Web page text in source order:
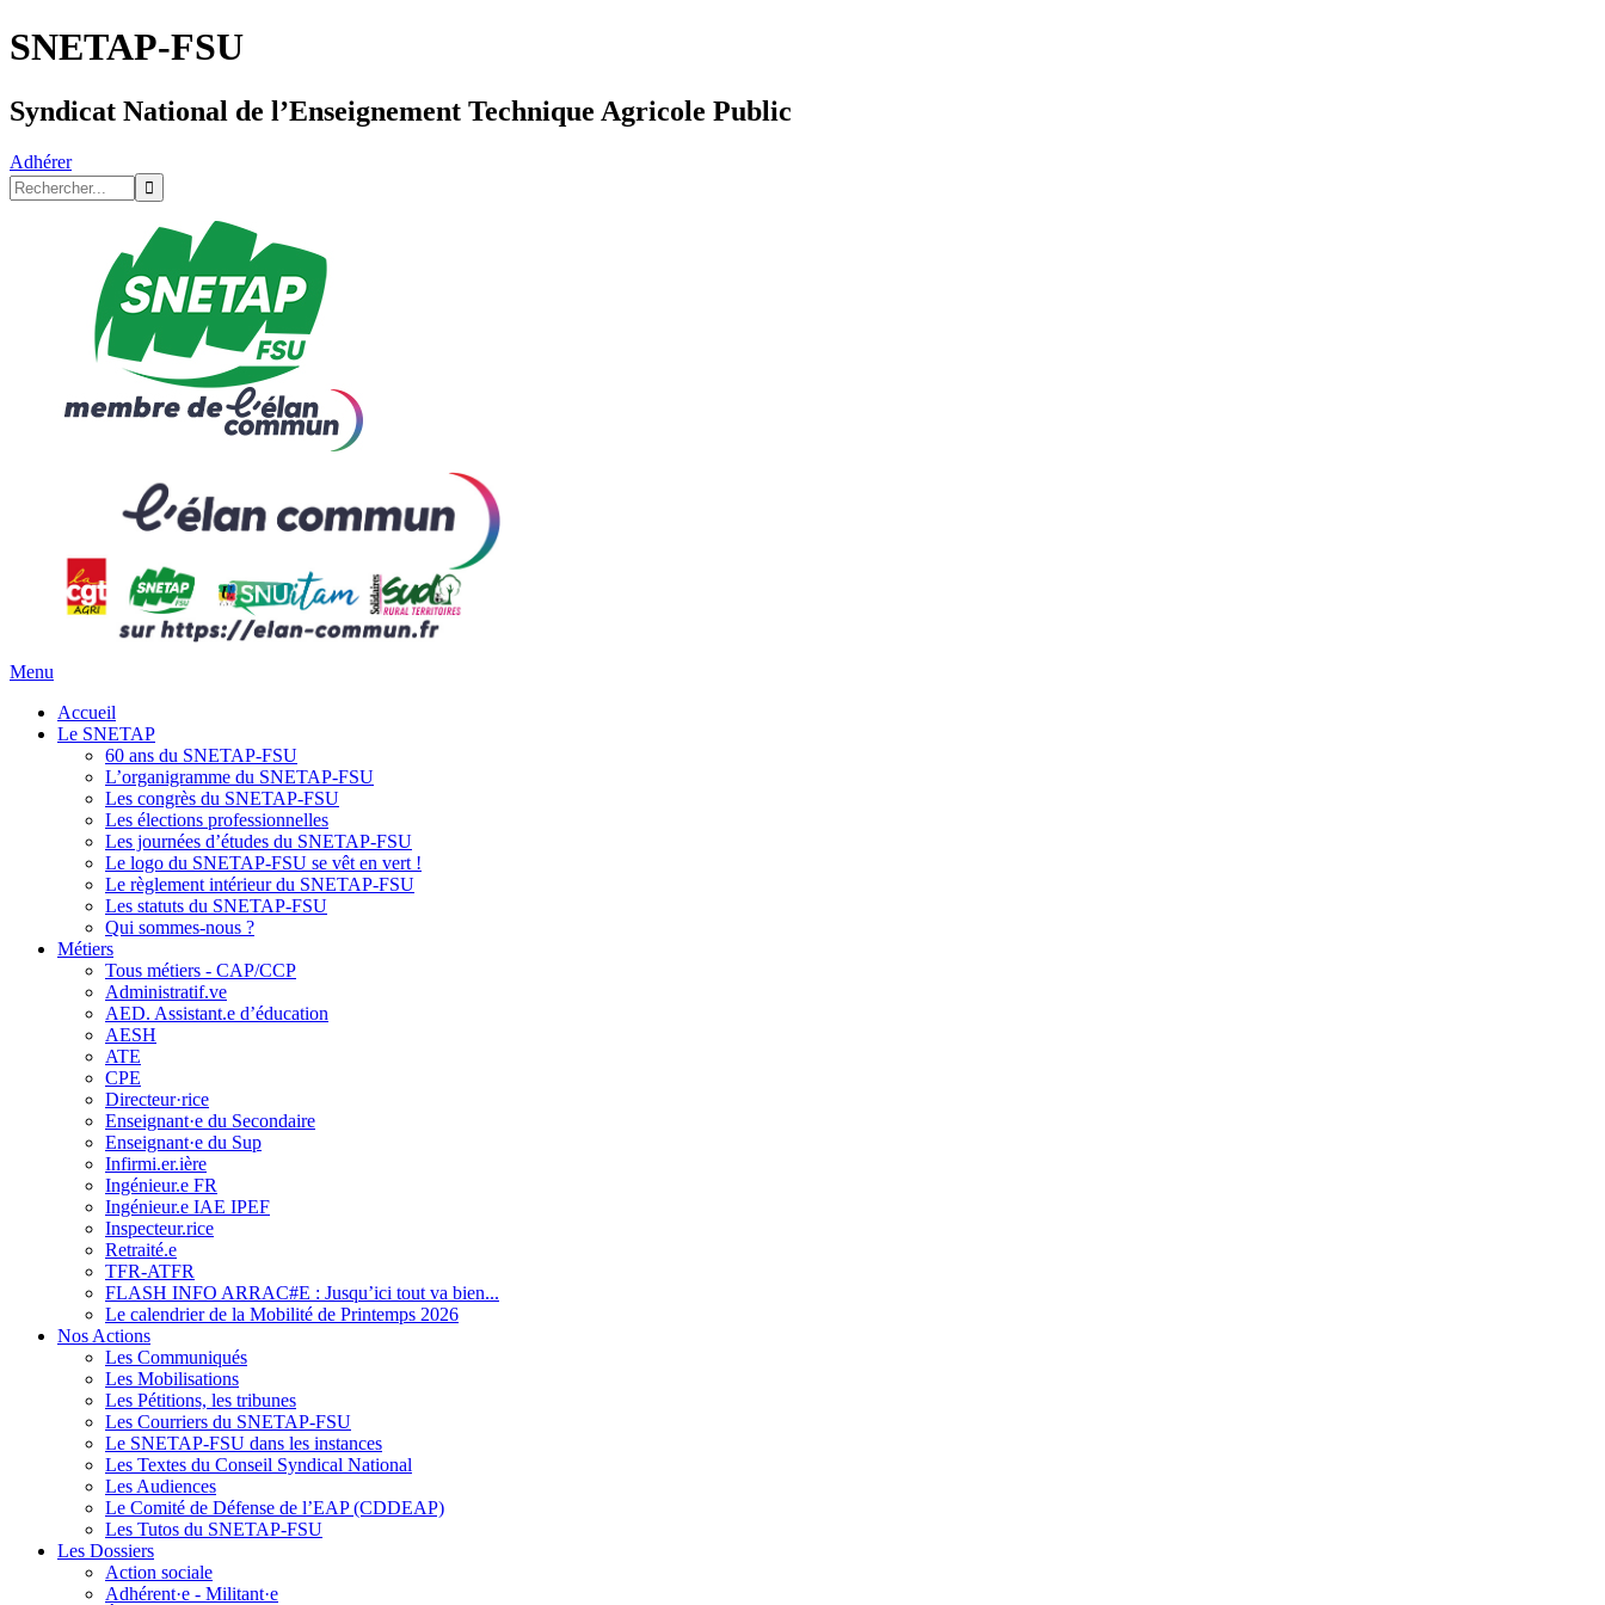
SNETAP-FSU
Syndicat National de l’Enseignement Technique Agricole Public
Adhérer
Menu
Accueil
Le SNETAP
60 ans du SNETAP-FSU
L’organigramme du SNETAP-FSU
Les congrès du SNETAP-FSU
Les élections professionnelles
Les journées d’études du SNETAP-FSU
Le logo du SNETAP-FSU se vêt en vert !
Le règlement intérieur du SNETAP-FSU
Les statuts du SNETAP-FSU
Qui sommes-nous ?
Métiers
Tous métiers - CAP/CCP
Administratif.ve
AED. Assistant.e d’éducation
AESH
ATE
CPE
Directeur·rice
Enseignant·e du Secondaire
Enseignant·e du Sup
Infirmi.er.ière
Ingénieur.e FR
Ingénieur.e IAE IPEF
Inspecteur.rice
Retraité.e
TFR-ATFR
FLASH INFO ARRAC#E : Jusqu’ici tout va bien...
Le calendrier de la Mobilité de Printemps 2026
Nos Actions
Les Communiqués
Les Mobilisations
Les Pétitions, les tribunes
Les Courriers du SNETAP-FSU
Le SNETAP-FSU dans les instances
Les Textes du Conseil Syndical National
Les Audiences
Le Comité de Défense de l’EAP (CDDEAP)
Les Tutos du SNETAP-FSU
Les Dossiers
Action sociale
Adhérent·e - Militant·e